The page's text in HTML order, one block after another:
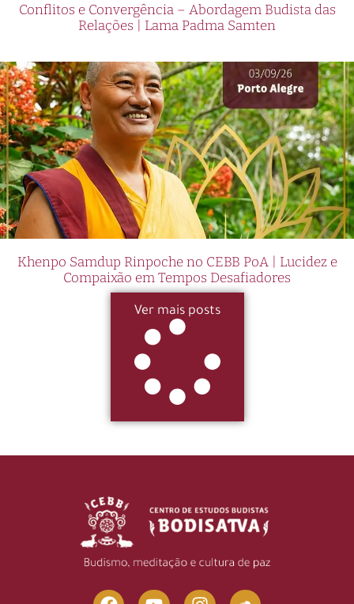
Conflitos e Convergência – Abordagem Budista das
Relações | Lama Padma Samten
Khenpo Samdup Rinpoche no CEBB PoA | Lucidez e
Compaixão em Tempos Desafiadores
Ver mais posts